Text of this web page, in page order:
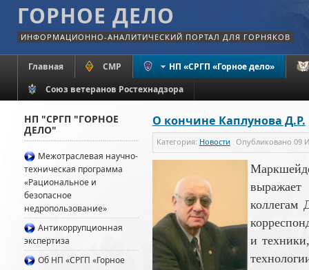
ГОРНОЕ ДЕЛО
ИНФОРМАЦИОННО-АНАЛИТИЧЕСКИЙ ПОРТАЛ ДЛЯ ГОРНЯКОВ
Главная СМР
НП «СРГП «Горное дело»
Союз ветеранов Ростехнадзора
О кончине Каплунова Д.Р.
Категория: Новости Опубликовано 09
коллегам
и
НП "СРГП "ГОРНОЕ
ДЕЛО"
Межотраслевая научно-
техническая программа
«Рациональное и
безопасное
недропользование»
Антикоррупционная
экспертиза
Об НП «СРГП «Горное